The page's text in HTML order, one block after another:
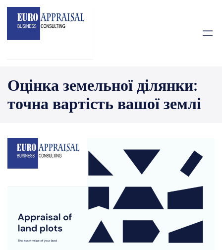
Перейти
Оцінка земельної ділянки:
точна вартість вашої землі